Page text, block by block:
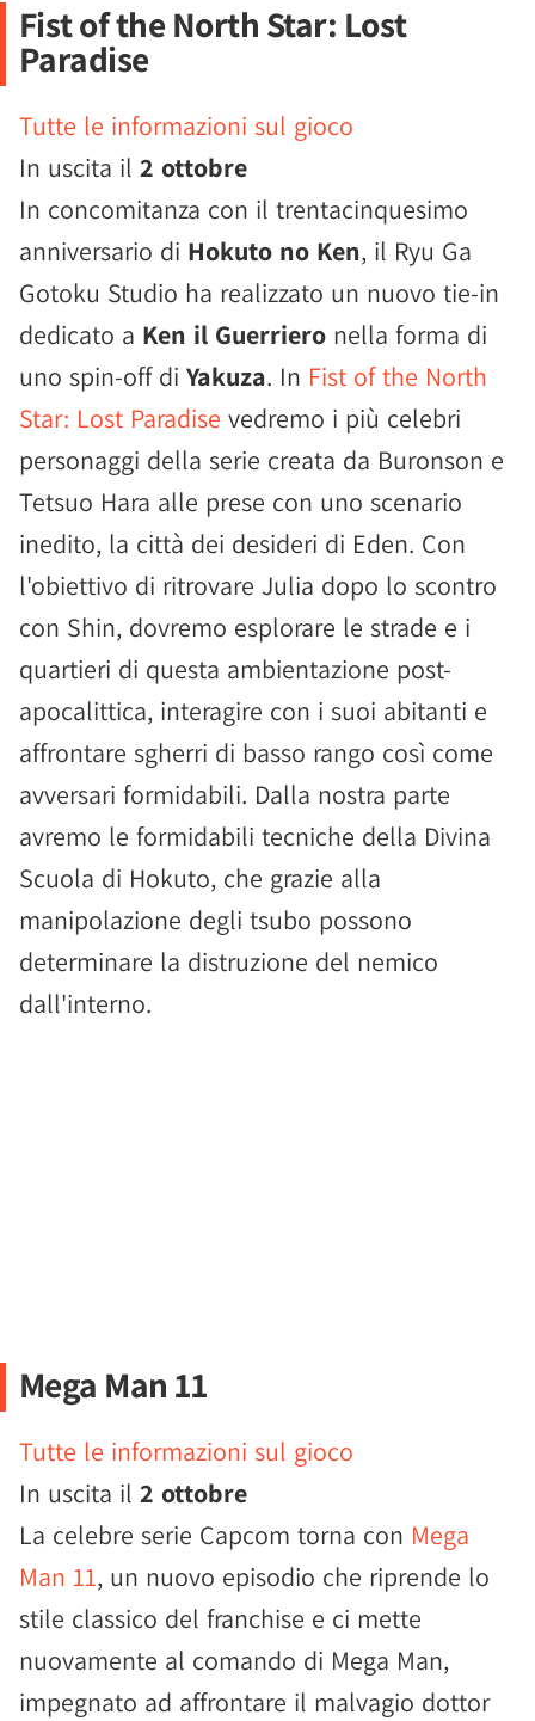
Fist of the North Star: Lost
Paradise
Tutte le informazioni sul gioco
In uscita il 2 ottobre
In concomitanza con il trentacinquesimo
anniversario di Hokuto no Ken, il Ryu Ga
Gotoku Studio ha realizzato un nuovo tie-in
dedicato a Ken il Guerriero nella forma di
uno spin-off di Yakuza. In Fist of the North
Star: Lost Paradise vedremo i più celebri
personaggi della serie creata da Buronson e
Tetsuo Hara alle prese con uno scenario
inedito, la città dei desideri di Eden. Con
l'obiettivo di ritrovare Julia dopo lo scontro
con Shin, dovremo esplorare le strade e i
quartieri di questa ambientazione post-
apocalittica, interagire con i suoi abitanti e
affrontare sgherri di basso rango così come
avversari formidabili. Dalla nostra parte
avremo le formidabili tecniche della Divina
Scuola di Hokuto, che grazie alla
manipolazione degli tsubo possono
determinare la distruzione del nemico
dall'interno.
Mega Man 11
Tutte le informazioni sul gioco
In uscita il 2 ottobre
La celebre serie Capcom torna con Mega
Man 11, un nuovo episodio che riprende lo
stile classico del franchise e ci mette
nuovamente al comando di Mega Man,
impegnato ad affrontare il malvagio dottor